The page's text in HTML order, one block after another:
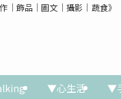
作│飾品│圖文│攝影│蔬食》
▼心生活 ▼